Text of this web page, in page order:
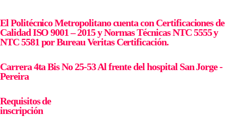
El Politécnico Metropolitano cuenta con Certificaciones de
Calidad ISO 9001 – 2015 y Normas Técnicas NTC 5555 y
NTC 5581 por Bureau Veritas Certificación.
Carrera 4ta Bis No 25-53 Al frente del hospital San Jorge -
Pereira
Requisitos de
inscripción